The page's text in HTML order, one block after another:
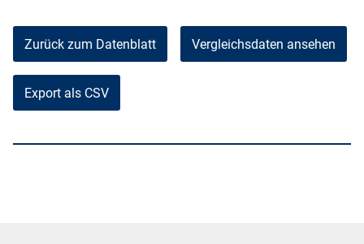
Zurück zum Datenblatt Vergleichsdaten ansehen
Export als CSV